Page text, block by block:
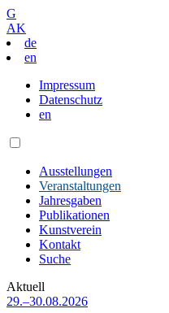
G
AK
de
en
Impressum
Datenschutz
en
Ausstellungen
Veranstaltungen
Jahresgaben
Publikationen
Kunstverein
Kontakt
Suche
Aktuell
29.–30.08.2026